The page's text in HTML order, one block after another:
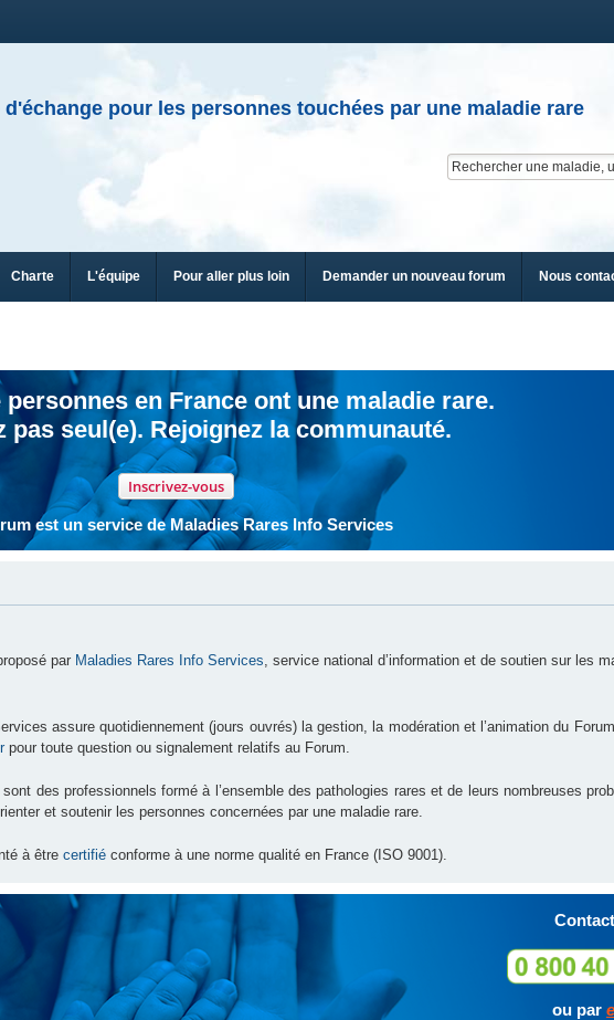
d'échange pour les personnes touchées par une maladie rare
Charte L'équipe Pour aller plus loin Demander un nouveau forum Nous
en France ont une maladie rare.
pas seul(e). Rejoignez la communauté.
Inscrivez-vous
est un service de Maladies Rares Info Services
par Maladies Rares Info Services, service national d’information et de soutien sur les
assure quotidiennement (jours ouvrés) la gestion, la modération et l’animation du
pour toute question ou signalement relatifs au Forum.
des professionnels formé à l’ensemble des pathologies rares et de leurs nombreuses
et soutenir les personnes concernées par une maladie rare.
à être certifié conforme à une norme qualité en France (ISO 9001).
ou par